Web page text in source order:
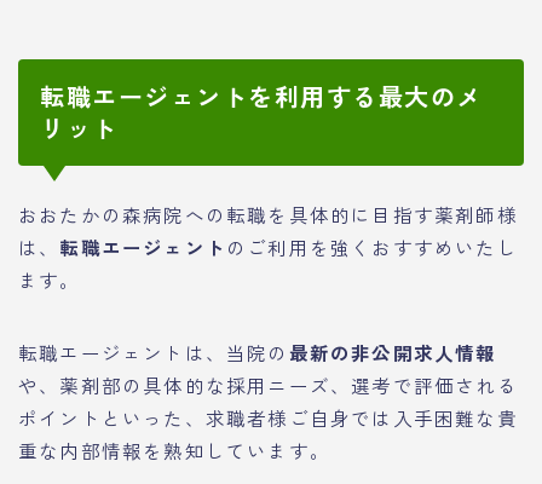
転職エージェントを利用する最大のメ
リット
おおたかの森病院への転職を具体的に目指す薬剤師様
は、 転職エージェント のご利用を強くおすすめいたし
ます。
転職エージェントは、当院の 最新の非公開求人情報
や、薬剤部の具体的な採用ニーズ、選考で評価される
ポイントといった、求職者様ご自身では入手困難な貴
重な内部情報を熟知しています。